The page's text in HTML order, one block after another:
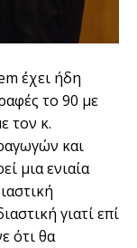
έχει ήδη
το 90 με
τον κ.
και
μια ενιαία
γιατί επί
ότι θα